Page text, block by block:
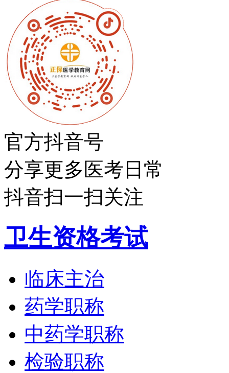
官方抖音号
分享更多医考日常
抖音扫一扫关注
卫生资格考试
临床主治
药学职称
中药学职称
检验职称